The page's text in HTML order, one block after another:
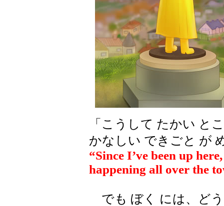
「こうして たかい と
かなしい できごと が
“Since I’ve been up
happening all over the
でも ぼく には、ど